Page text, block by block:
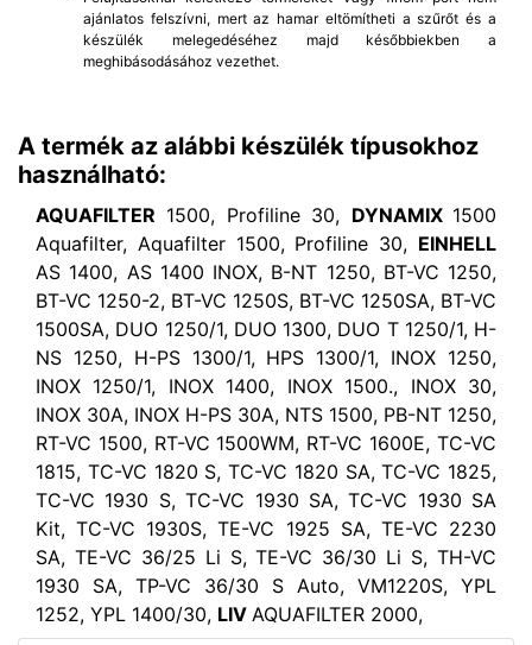
ajánlatos felszívni, mert az hamar eltömítheti a szűrőt és a
készülék melegedéséhez majd későbbiekben a
meghibásodásához vezethet.
A termék az alábbi készülék típusokhoz
használható:
AQUAFILTER 1500, Profiline 30, DYNAMIX 1500
Aquafilter, Aquafilter 1500, Profiline 30, EINHELL
AS 1400, AS 1400 INOX, B-NT 1250, BT-VC 1250,
BT-VC 1250-2, BT-VC 1250S, BT-VC 1250SA, BT-VC
1500SA, DUO 1250/1, DUO 1300, DUO T 1250/1, H-
NS 1250, H-PS 1300/1, HPS 1300/1, INOX 1250,
INOX 1250/1, INOX 1400, INOX 1500., INOX 30,
INOX 30A, INOX H-PS 30A, NTS 1500, PB-NT 1250,
RT-VC 1500, RT-VC 1500WM, RT-VC 1600E, TC-VC
1815, TC-VC 1820 S, TC-VC 1820 SA, TC-VC 1825,
TC-VC 1930 S, TC-VC 1930 SA, TC-VC 1930 SA
Kit, TC-VC 1930S, TE-VC 1925 SA, TE-VC 2230
SA, TE-VC 36/25 Li S, TE-VC 36/30 Li S, TH-VC
1930 SA, TP-VC 36/30 S Auto, VM1220S, YPL
1252, YPL 1400/30, LIV AQUAFILTER 2000,